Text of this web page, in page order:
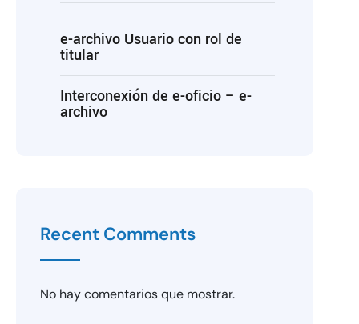
e-archivo Usuario con rol de
titular
Interconexión de e-oficio – e-
archivo
Recent Comments
No hay comentarios que mostrar.